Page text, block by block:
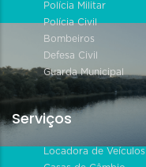
Polícia Militar
Polícia Civil
Bombeiros
Defesa Civil
Guarda Municipal
Serviços
Locadora de Veículos